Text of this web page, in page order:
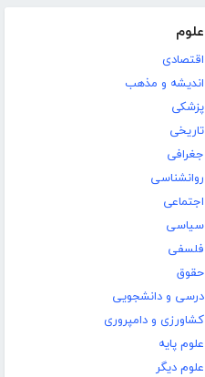
علوم
اقتصادی
اندیشه و مذهب
پزشکی
تاریخی
جغرافی
روانشناسی
اجتماعی
سیاسی
فلسفی
حقوق
درسی و دانشجویی
کشاورزی و دامپروری
علوم پایه
علوم دیگر